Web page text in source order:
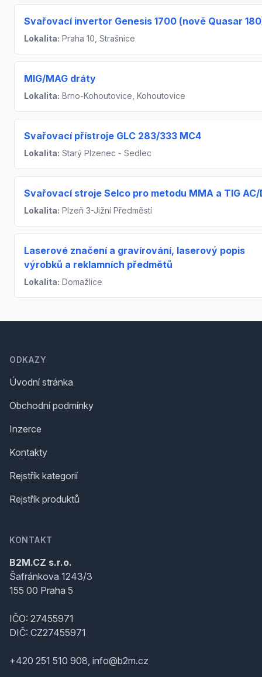
Svařovací invertor Genesis 1700 (nově Quasar
Lokalita: Praha 10, Strašnice
MIG/MAG dráty
Lokalita: Brno-Kohoutovice, Kohoutovice
Svařovací přístroje GLC 283/333 MC4
Lokalita: Starý Plzenec - Sedlec
Svařovací stroje Selco pro metodu MMA a TIG AC/
Lokalita: Plzeň 3-Jižní Předměstí
Laserové značení a gravírování, laserový popis
výrobků a reklamních předmětů
Lokalita: Domažlice
ODKAZY
Úvodní stránka
Obchodní podmínky
Inzerce
Kontakty
Rejstřík kategorií
Rejstřík produktů
KONTAKT
B2M.CZ s.r.o.
Šafránkova 1243/3
155 00 Praha 5
IČO: 27455971
DIČ: CZ27455971
+420 251 510 908, info@b2m.cz